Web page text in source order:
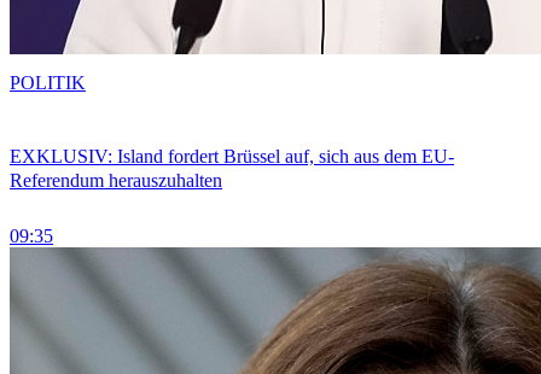
EXKLUSIV: Island fordert Brüssel auf, sich aus dem EU-
Referendum herauszuhalten
09:35
POLITIK